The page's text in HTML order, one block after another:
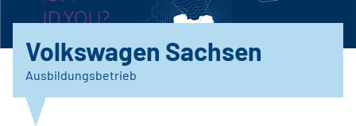
Volkswagen Sachsen
Ausbildungsbetrieb